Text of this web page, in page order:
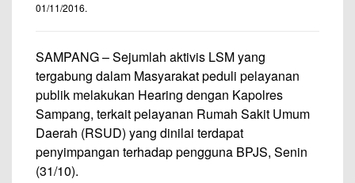
01/11/2016.
SAMPANG – Sejumlah aktivis LSM yang
tergabung dalam Masyarakat peduli pelayanan
publik melakukan Hearing dengan Kapolres
Sampang, terkait pelayanan Rumah Sakit Umum
Daerah (RSUD) yang dinilai terdapat
penyimpangan terhadap pengguna BPJS, Senin
(31/10).